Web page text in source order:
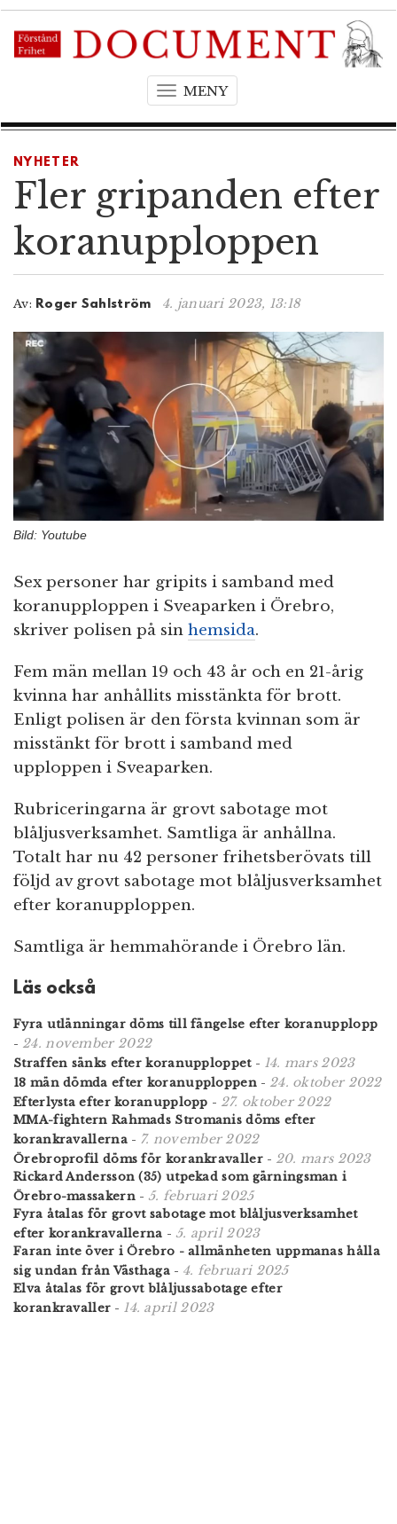
MENYT
g
l
e
a
v
g
t
i
o
n
NYHETER
Fler gripanden efter
koranupploppen
Av: Roger Sahlström 4. januari 2023, 13:18
Bild: Youtube
Sex personer har gripits i samband med
koranupploppen i Sveaparken i Örebro,
skriver polisen på sin hemsida.
Fem män mellan 19 och 43 år och en 21-årig
kvinna har anhållits misstänkta för brott.
Enligt polisen är den första kvinnan som är
misstänkt för brott i samband med
upploppen i Sveaparken.
Rubriceringarna är grovt sabotage mot
blåljusverksamhet. Samtliga är anhållna.
Totalt har nu 42 personer frihetsberövats till
följd av grovt sabotage mot blåljusverksamhet
efter koranupploppen.
Samtliga är hemmahörande i Örebro län.
Läs också
Fyra utlänningar döms till fängelse efter koranupplopp
- 24. november 2022
Straffen sänks efter koranupploppet- 14. mars 2023
18 män dömda efter koranupploppen- 24. oktober 2022
Efterlysta efter koranupplopp - 27. oktober 2022
MMA-fightern Rahmads Stromanis döms efter
korankravallerna- 7. november 2022
Örebroprofil döms för korankravaller- 20. mars 2023
Rickard Andersson (35) utpekad som gärningsman i
Örebro-massakern- 5. februari 2025
Fyra åtalas för grovt sabotage mot blåljusverksamhet
efter korankravallerna - 5. april 2023
Faran inte över i Örebro - allmänheten uppmanas hålla
sig undan från Västhaga- 4. februari 2025
Elva åtalas för grovt blåljussabotage efter
korankravaller - 14. april 2023